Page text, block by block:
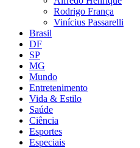
Rodrigo França
Vinícius Passarelli
Brasil
DF
SP
MG
Mundo
Entretenimento
Vida & Estilo
Saúde
Ciência
Esportes
Especiais